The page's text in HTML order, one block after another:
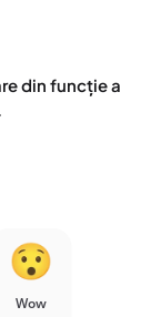
din funcție a
Wow